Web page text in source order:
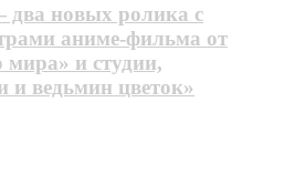
новых ролика с
аниме-фильма от
мира» и студии,
ведьмин цветок»